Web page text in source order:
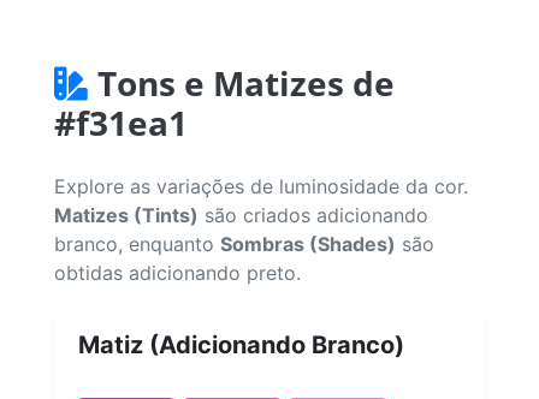
Tons e Matizes de
#f31ea1
Explore as variações de luminosidade da cor.
Matizes (Tints) são criados adicionando
branco, enquanto Sombras (Shades) são
obtidas adicionando preto.
Matiz (Adicionando Branco)